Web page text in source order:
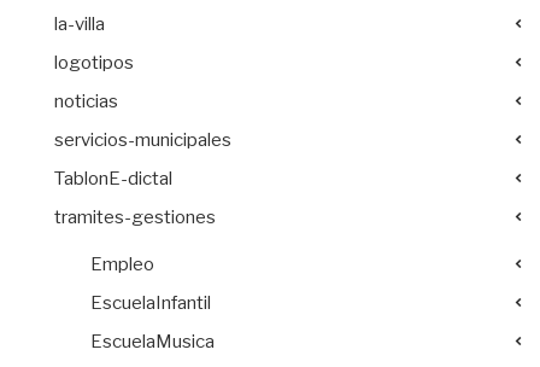
la-villa
logotipos
noticias
servicios-municipales
TablonE-dictal
tramites-gestiones
Empleo
EscuelaInfantil
EscuelaMusica